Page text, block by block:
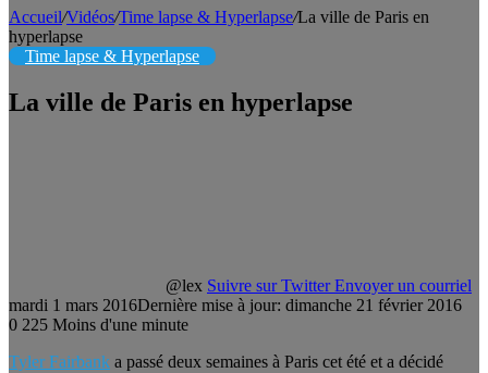
Accueil/Vidéos/Time lapse & Hyperlapse/La ville de Paris en
hyperlapse
Time lapse & Hyperlapse
La ville de Paris en hyperlapse
@lex Suivre sur Twitter Envoyer un courriel
mardi 1 mars 2016Dernière mise à jour: dimanche 21 février 2016
0 225 Moins d'une minute
Tyler Fairbank a passé deux semaines à Paris cet été et a décidé